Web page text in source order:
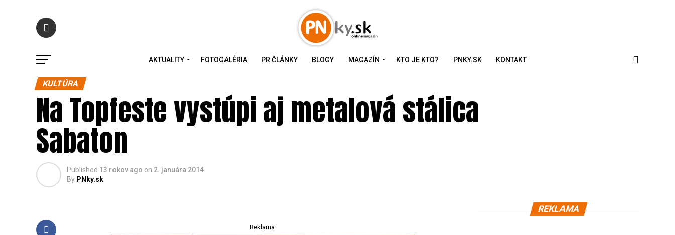
AKTUALITY FOTOGALÉRIA PR ČLÁNKY BLOGY MAGAZÍN KTO JE KTO? PNKY.SK KONTAKT
KULTÚRA
Na Topfeste vystúpi aj metalová stálica
Sabaton
Published 13 rokov ago on 2. januára 2014
By PNky.sk
Reklama
REKLAMA